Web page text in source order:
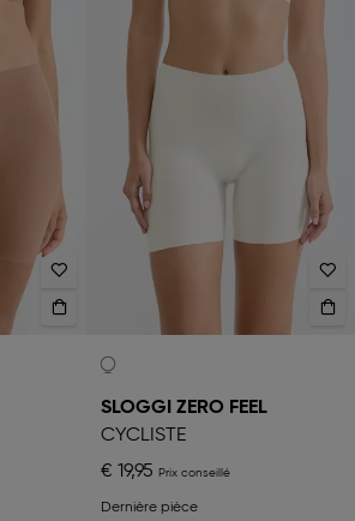
SLOGGI ZERO FEEL
CYCLISTE
€ 19,95
Dernière pièce